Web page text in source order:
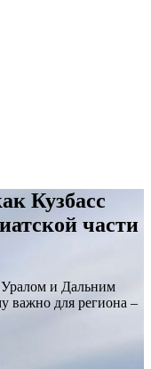
Кузбасс
части
Уралом и Дальним
важно для региона –